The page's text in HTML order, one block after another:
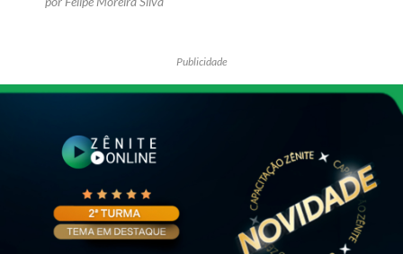
Publicidade